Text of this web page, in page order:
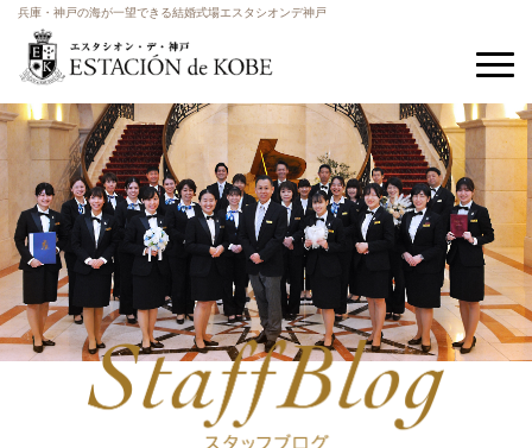
兵庫・神戸の海が一望できる結婚式場エスタシオンデ神戸